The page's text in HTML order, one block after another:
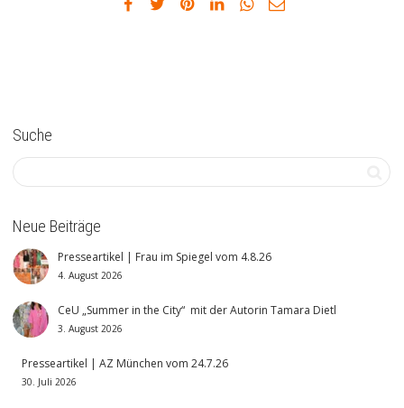
Suche
Neue Beiträge
Presseartikel | Frau im Spiegel vom 4.8.26
4. August 2026
CeU „Summer in the City“ mit der Autorin Tamara Dietl
3. August 2026
Presseartikel | AZ München vom 24.7.26
30. Juli 2026